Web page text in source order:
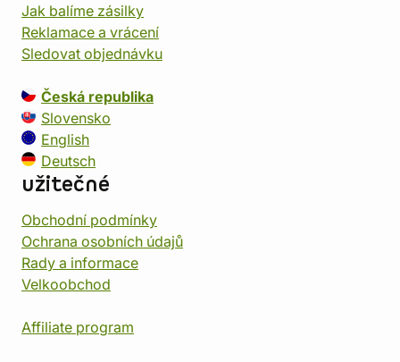
Jak balíme zásilky
Reklamace a vrácení
Sledovat objednávku
Česká republika
Slovensko
English
Deutsch
užitečné
Obchodní podmínky
Ochrana osobních údajů
Rady a informace
Velkoobchod
Affiliate program